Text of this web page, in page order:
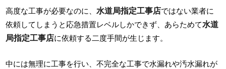
高度な工事が必要なのに、 水道局指定工事店ではない業者に
依頼してしまうと応急措置レベルしかできず、あらためて水道
局指定工事店に依頼する二度手間が生じます。
中には無理に工事を行い、不完全な工事で水漏れや汚水漏れが